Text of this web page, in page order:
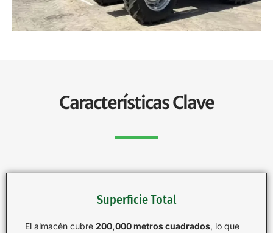
Características Clave
Superficie Total
El almacén cubre 200,000 metros cuadrados, lo que